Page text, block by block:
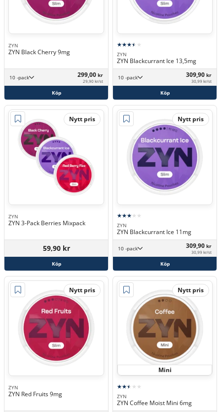
ZYN
ZYN Black Cherry 9mg
10 -pack 299,00 kr
29,90 kr/st
Köp
ZYN
ZYN Blackcurrant Ice 13,5mg
10 -pack 309,90 kr
30,99 kr/st
Köp
Nytt pris
ZYN
ZYN 3-Pack Berries Mixpack
59,90 kr
Köp
Nytt pris
ZYN
ZYN Blackcurrant Ice 11mg
10 -pack 309,90 kr
30,99 kr/st
Köp
Nytt pris
ZYN
ZYN Red Fruits 9mg
Nytt pris
Mini
ZYN
ZYN Coffee Moist Mini 6mg